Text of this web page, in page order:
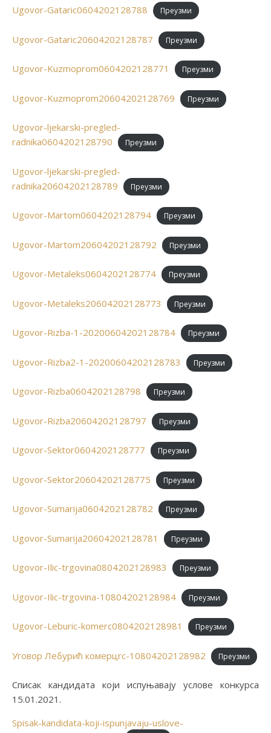
Ugovor-Gataric0604202128788 Преузми
Ugovor-Gataric20604202128787 Преузми
Ugovor-Kuzmoprom0604202128771 Преузми
Ugovor-Kuzmoprom20604202128769 Преузми
Ugovor-ljekarski-pregled-
radnika0604202128790
Преузми
Ugovor-ljekarski-pregled-
radnika20604202128789
Преузми
Ugovor-Martom0604202128794 Преузми
Ugovor-Martom20604202128792 Преузми
Ugovor-Metaleks0604202128774 Преузми
Ugovor-Metaleks20604202128773 Преузми
Ugovor-Rizba-1-20200604202128784 Преузми
Ugovor-Rizba2-1-20200604202128783 Преузми
Ugovor-Rizba0604202128798 Преузми
Ugovor-Rizba20604202128797 Преузми
Ugovor-Sektor0604202128777 Преузми
Ugovor-Sektor20604202128775 Преузми
Ugovor-Sumarija0604202128782 Преузми
Ugovor-Sumarija20604202128781 Преузми
Ugovor-Ilic-trgovina0804202128983 Преузми
Ugovor-Ilic-trgovina-10804202128984 Преузми
Ugovor-Leburic-komerc0804202128981 Преузми
Уговор Лебурић комерцrc-10804202128982 Преузми
Списак кандидата који испуњавају услове конкурса
15.01.2021.
Spisak-kandidata-koji-ispunjavaju-uslove-